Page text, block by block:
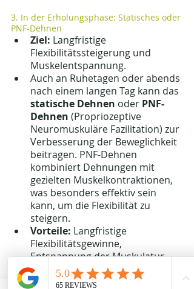
3. In der Erholungsphase: Statisches oder
PNF-Dehnen
Ziel: Langfristige
Flexibilitätssteigerung und
Muskelentspannung.
Auch an Ruhetagen oder abends
nach einem langen Tag kann das
statische Dehnen oder PNF-
Dehnen (Propriozeptive
Neuromuskuläre Fazilitation) zur
Verbesserung der Beweglichkeit
beitragen. PNF-Dehnen
kombiniert Dehnungen mit
gezielten Muskelkontraktionen,
was besonders effektiv sein
kann, um die Flexibilität zu
steigern.
Vorteile: Langfristige
Flexibilitätsgewinne,
Entspannung der Muskulatur
und Verbesserung der
Körperhaltung.